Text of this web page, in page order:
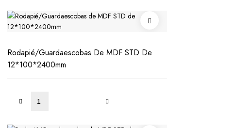
Rodapié/Guardaescobas De MDF STD De
12*100*2400mm